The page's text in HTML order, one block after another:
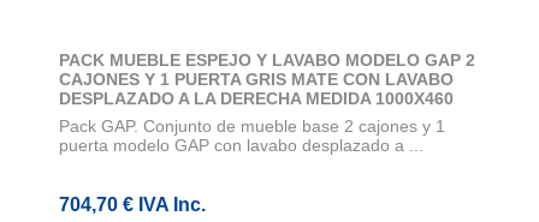
PACK MUEBLE ESPEJO Y LAVABO MODELO GAP 2
CAJONES Y 1 PUERTA GRIS MATE CON LAVABO
DESPLAZADO A LA DERECHA MEDIDA 1000X460
Pack GAP. Conjunto de mueble base 2 cajones y 1
puerta modelo GAP con lavabo desplazado a ...
704,70 € IVA Inc.